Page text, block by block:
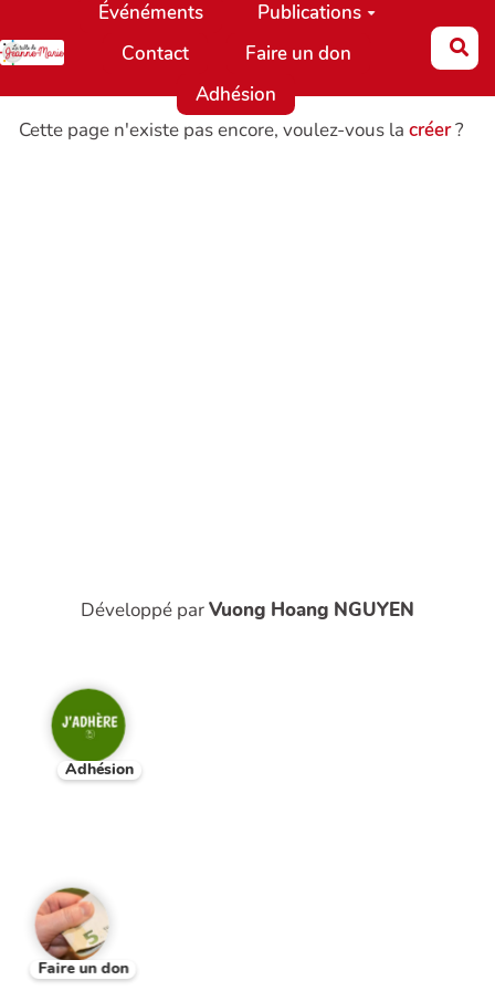
Aller au contenu principal
Événéments
Publications
Contact
Faire un don
Adhésion
Cette page n'existe pas encore, voulez-vous la créer?
Développé parVuong Hoang NGUYEN
Adhésion
Faire un don